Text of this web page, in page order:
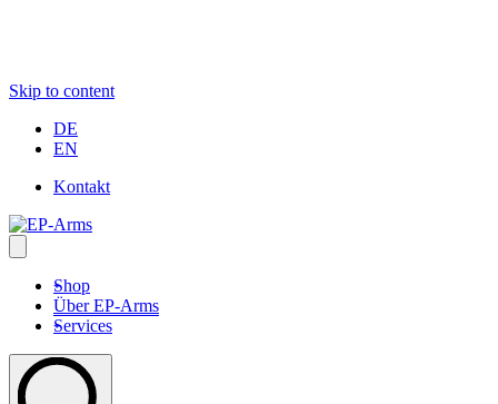
Skip to content
DE
EN
Kontakt
Shop
Über EP-Arms
Services